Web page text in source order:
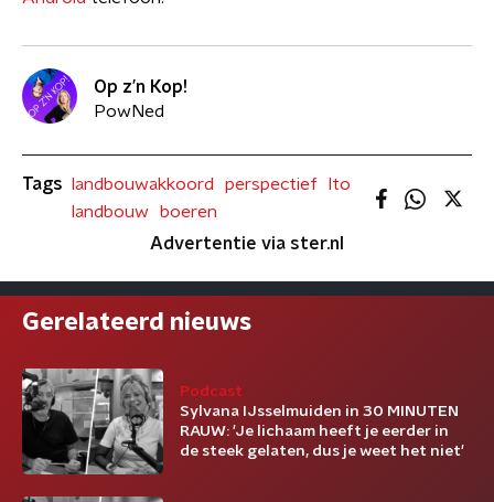
Op z’n Kop!
PowNed
Tags landbouwakkoord perspectief
lto
landbouw
boeren
Advertentie via ster.nl
Gerelateerd nieuws
Podcast
Sylvana IJsselmuiden in 30 MINUTEN
RAUW: 'Je lichaam heeft je eerder in
de steek gelaten, dus je weet het niet'